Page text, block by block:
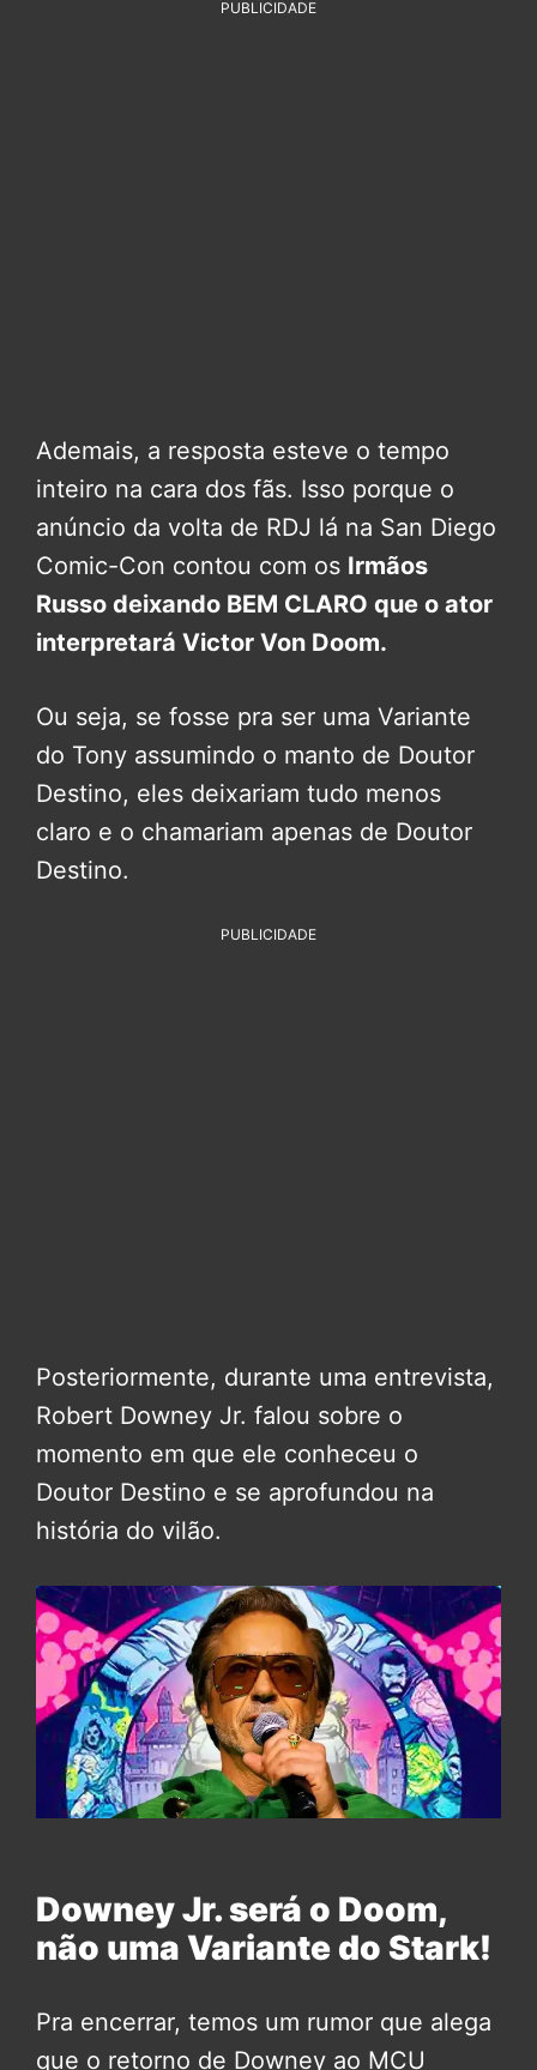
PUBLICIDADE
Ademais, a resposta esteve o tempo
inteiro na cara dos fãs. Isso porque o
anúncio da volta de RDJ lá na San Diego
Comic-Con contou com os Irmãos
Russo deixando BEM CLARO que o ator
interpretará Victor Von Doom.
Ou seja, se fosse pra ser uma Variante
do Tony assumindo o manto de Doutor
Destino, eles deixariam tudo menos
claro e o chamariam apenas de Doutor
Destino.
PUBLICIDADE
Posteriormente, durante uma entrevista,
Robert Downey Jr. falou sobre o
momento em que ele conheceu o
Doutor Destino e se aprofundou na
história do vilão.
Downey Jr. será o Doom,
não uma Variante do Stark!
Pra encerrar, temos um rumor que alega
que o retorno de Downey ao MCU